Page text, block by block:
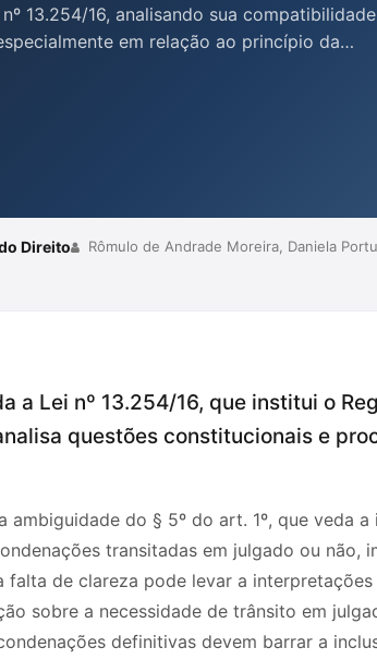
13.254/16, analisando sua compatibilidade
em relação ao princípio da
em ação penal, enfatizando que apenas
em julgado devem ser excluídos do
Direito Rômulo de Andrade Moreira, Daniela
a Lei nº 13.254/16, que institui o
questões constitucionais e
ambiguidade do § 5º do art. 1º, que veda
transitadas em julgado ou não,
falta de clareza pode levar a
sobre a necessidade de trânsito em
definitivas devem barrar a